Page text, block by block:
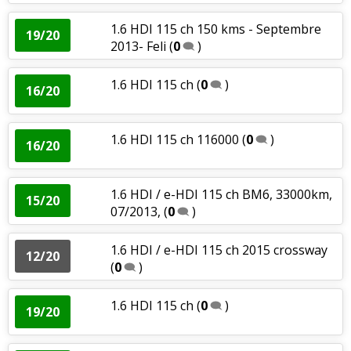
19/20
1.6 HDI 115 ch 150 kms - Septembre
2013- Feli (0 )
16/20 1.6 HDI 115 ch (0 )
16/20 1.6 HDI 115 ch 116000 (0 )
15/20
1.6 HDI / e-HDI 115 ch BM6, 33000km,
07/2013, (0 )
12/20
1.6 HDI / e-HDI 115 ch 2015 crossway
(0 )
19/20 1.6 HDI 115 ch (0 )